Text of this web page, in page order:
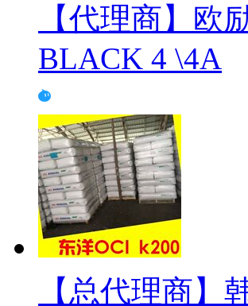
【代理商】欧
BLACK 4 \4A
【总代理商】